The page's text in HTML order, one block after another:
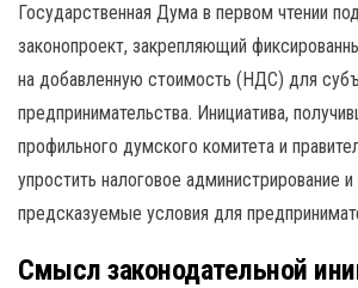
Государственная Дума в первом чтении
законопроект, закрепляющий
на добавленную стоимость (НДС) для
предпринимательства. Инициатива,
профильного думского комитета и
упростить налоговое администрирование
предсказуемые условия для
Смысл законодательной